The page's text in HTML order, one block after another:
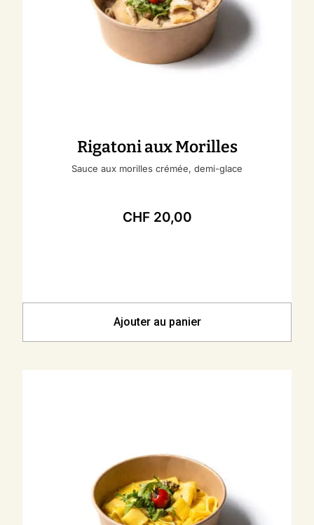
Rigatoni aux Morilles
Sauce aux morilles crémée, demi-glace
CHF20,00
Ajouter au panier